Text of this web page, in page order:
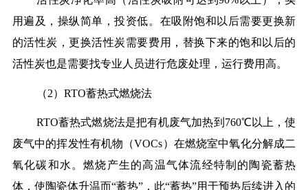
用遍及，操纵简单，投资低。在吸附饱和以后需要更换新
的活性炭，更换活性炭需要费用，替换下来的饱和以后的
活性炭也是需要找专业人员进行危废处理，运行费用高。
（2）RTO蓄热式燃烧法
RTO蓄热式燃烧法是把有机废气加热到760℃以上，使
废气中的挥发性有机物（VOCs）在燃烧室中氧化分解成二
氧化碳和水。燃烧产生的高温气体流经特制的陶瓷蓄热
体，使陶瓷体升温而“蓄热”，此“蓄热”用于预热后续进入的